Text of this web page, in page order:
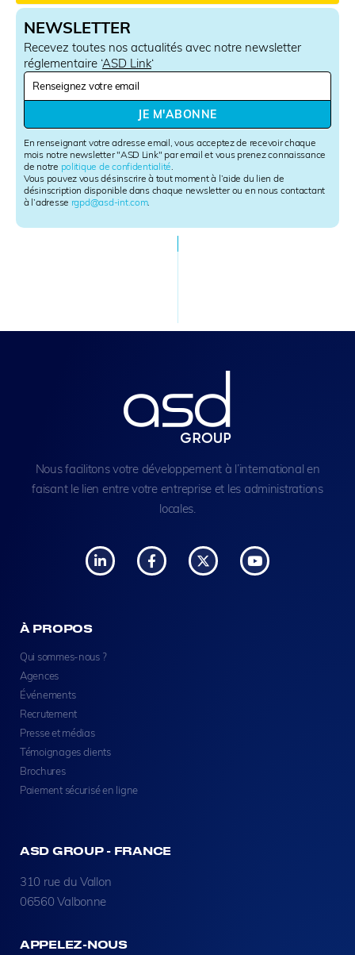
NEWSLETTER
Recevez toutes nos actualités avec notre newsletter
réglementaire ‘ASD Link‘
N
s
l
e
t
t
e
S
En renseignant votre adresse email, vous acceptez de recevoir chaque
mois notre newsletter "ASD Link" par email et vous prenez connaissance
de notre politique de confidentialité
Vous pouvez vous désinscrire à tout moment à l’aide du lien de
désinscription disponible dans chaque newsletter ou en nous contactant
à l’adresse rgpd@asd-int.com.
JE M'ABONNE
Nous facilitons votre développement à l’international en
faisant le lien entre votre entreprise et les administrations
locales.
À PROPOS
Qui sommes-nous ?
Agences
Événements
Recrutement
Presse et médias
Témoignages clients
Brochures
Paiement sécurisé en ligne
ASD GROUP - FRANCE
310 rue du Vallon
06560 Valbonne
APPELEZ-NOUS